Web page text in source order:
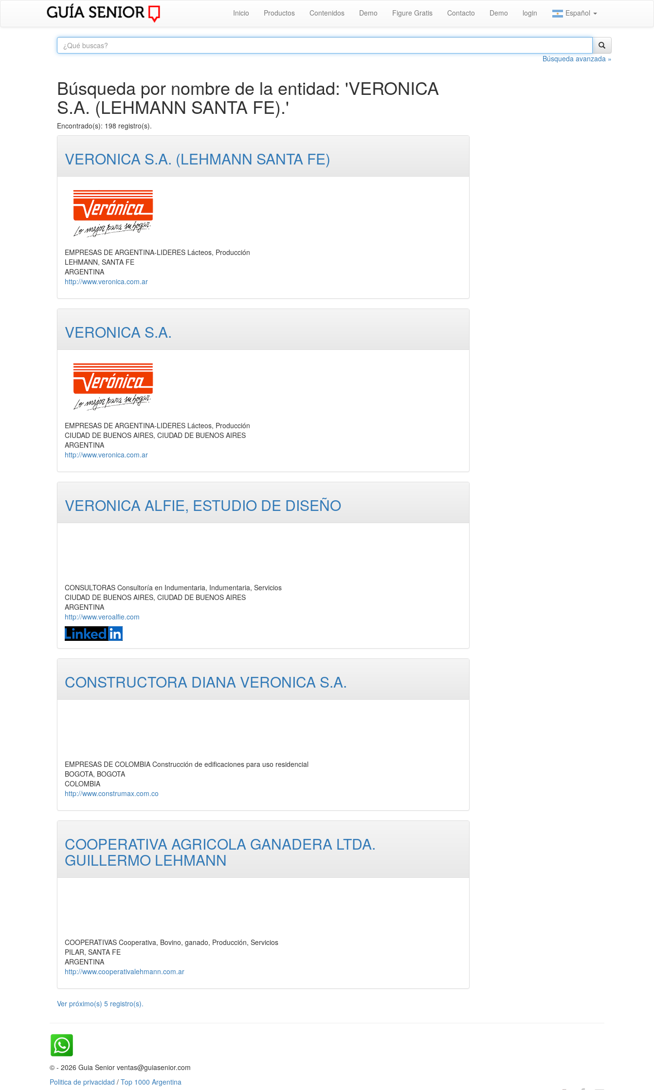
Inicio Productos Contenidos Demo Figure Gratis Contacto Demo login Español
Búsqueda avanzada »
Búsqueda por nombre de la entidad: 'VERONICA
S.A. (LEHMANN SANTA FE).'
Encontrado(s): 198 registro(s).
VERONICA S.A. (LEHMANN SANTA FE)
EMPRESAS DE ARGENTINA-LIDERES Lácteos, Producción
LEHMANN, SANTA FE
ARGENTINA
http://www.veronica.com.ar
VERONICA S.A.
EMPRESAS DE ARGENTINA-LIDERES Lácteos, Producción
CIUDAD DE BUENOS AIRES, CIUDAD DE BUENOS AIRES
ARGENTINA
http://www.veronica.com.ar
VERONICA ALFIE, ESTUDIO DE DISEÑO
CONSULTORAS Consultoría en Indumentaria, Indumentaria, Servicios
CIUDAD DE BUENOS AIRES, CIUDAD DE BUENOS AIRES
ARGENTINA
http://www.veroalfie.com
CONSTRUCTORA DIANA VERONICA S.A.
EMPRESAS DE COLOMBIA Construcción de edificaciones para uso residencial
BOGOTA, BOGOTA
COLOMBIA
http://www.construmax.com.co
COOPERATIVA AGRICOLA GANADERA LTDA.
GUILLERMO LEHMANN
COOPERATIVAS Cooperativa, Bovino, ganado, Producción, Servicios
PILAR, SANTA FE
ARGENTINA
http://www.cooperativalehmann.com.ar
Ver próximo(s) 5 registro(s).
© - 2026 Guia Senior ventas@guiasenior.com
Politica de privacidad / Top 1000 Argentina